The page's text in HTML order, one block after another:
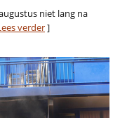
niet lang na
verder]